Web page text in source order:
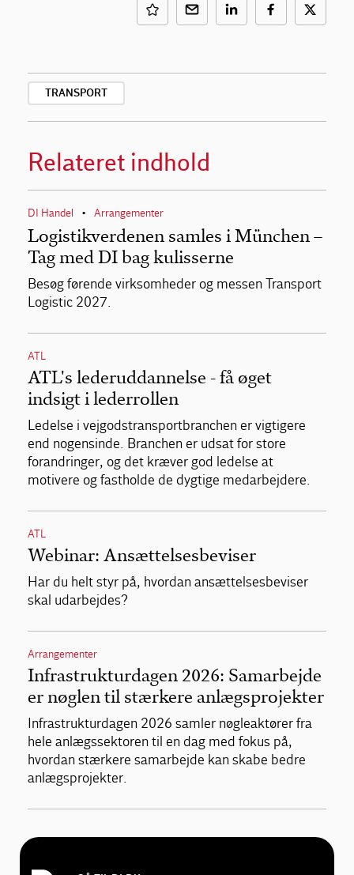
TRANSPORT
Relateret indhold
DI Handel • Arrangementer
Logistikverdenen samles i München –
Tag med DI bag kulisserne
Besøg førende virksomheder og messen Transport
Logistic 2027.
ATL
ATL's lederuddannelse - få øget
indsigt i lederrollen
Ledelse i vejgodstransportbranchen er vigtigere
end nogensinde. Branchen er udsat for store
forandringer, og det kræver god ledelse at
motivere og fastholde de dygtige medarbejdere.
ATL
Webinar: Ansættelsesbeviser
Har du helt styr på, hvordan ansættelsesbeviser
skal udarbejdes?
Arrangementer
Infrastrukturdagen 2026: Samarbejde
er nøglen til stærkere anlægsprojekter
Infrastrukturdagen 2026 samler nøgleaktører fra
hele anlægssektoren til en dag med fokus på,
hvordan stærkere samarbejde kan skabe bedre
anlægsprojekter.